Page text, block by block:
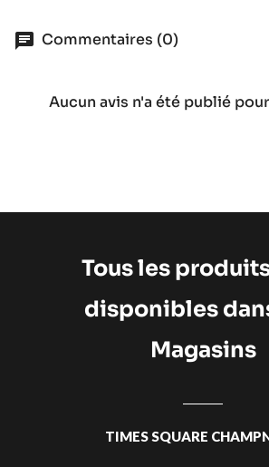
Commentaires (0)
Aucun avis n'a été publié
Tous les
disponibles
Magasins
TIMES SQUARE